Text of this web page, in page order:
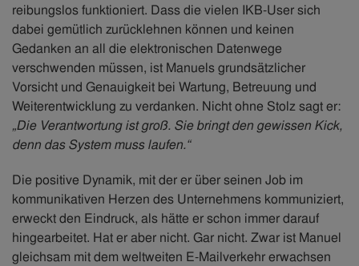
reibungslos funktioniert. Dass die vielen IKB-User sich
dabei gemütlich zurücklehnen können und keinen
Gedanken an all die elektronischen Datenwege
verschwenden müssen, ist Manuels grundsätzlicher
Vorsicht und Genauigkeit bei Wartung, Betreuung und
Weiterentwicklung zu verdanken. Nicht ohne Stolz sagt er:
„Die Verantwortung ist groß. Sie bringt den gewissen Kick,
denn das System muss laufen.“
​Die positive Dynamik, mit der er über seinen Job im
kommunikativen Herzen des Unternehmens kommuniziert,
erweckt den Eindruck, als hätte er schon immer darauf
hingearbeitet. Hat er aber nicht. Gar nicht. Zwar ist Manuel
gleichsam mit dem weltweiten E-Mailverkehr erwachsen